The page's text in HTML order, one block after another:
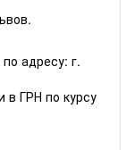
адресу: г.
в ГРН по курсу